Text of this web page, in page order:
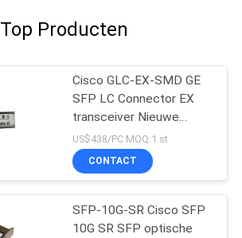
Top Producten
Cisco GLC-EX-SMD GE
SFP LC Connector EX
transceiver Nieuwe
Origineel
US$438/PC MOQ:1 st
CONTACT
SFP-10G-SR Cisco SFP
10G SR SFP optische